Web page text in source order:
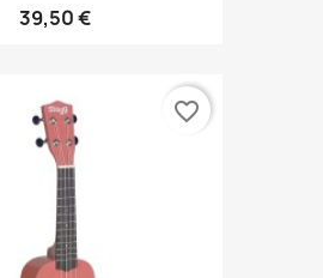
39,50 €
favorite_border